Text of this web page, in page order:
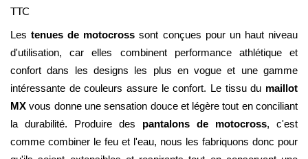
TTC
Les tenues de motocross sont conçues pour un haut niveau
d'utilisation, car elles combinent performance athlétique et
confort dans les designs les plus en vogue et une gamme
intéressante de couleurs assure le confort. Le tissu du maillot
MX vous donne une sensation douce et légère tout en conciliant
la durabilité. Produire des pantalons de motocross, c'est
comme combiner le feu et l'eau, nous les fabriquons donc pour